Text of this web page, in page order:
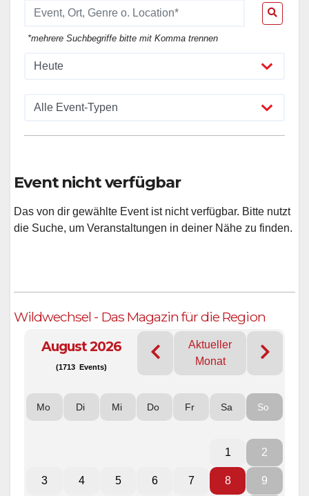
*mehrere Suchbegriffe bitte mit Komma trennen
Event nicht verfügbar
Das von dir gewählte Event ist nicht verfügbar. Bitte nutzt
die Suche, um Veranstaltungen in deiner Nähe zu finden.
Wildwechsel - Das Magazin für die Region
August 2026
(1713 Events)
Aktueller
Monat
Mo Di Mi Do Fr Sa So
1 2
3 4 5 6 7 8 9